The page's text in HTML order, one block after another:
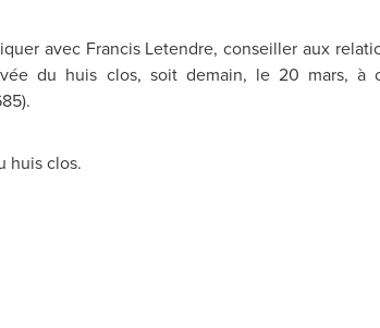
avec Francis Letendre, conseiller aux
du huis clos, soit demain, le 20 mars, à
huis clos.